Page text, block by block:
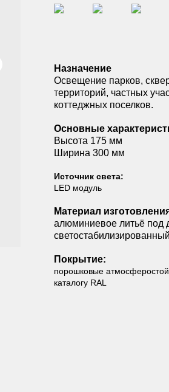
Назначение
Освещение парков,
территорий, частных
коттеджных поселков.
Основные
Высота 175 мм
Ширина 300 мм
Источник света:
LED модуль
Материал
алюминиевое литьё под
Покрытие:
порошковые
каталогу RAL